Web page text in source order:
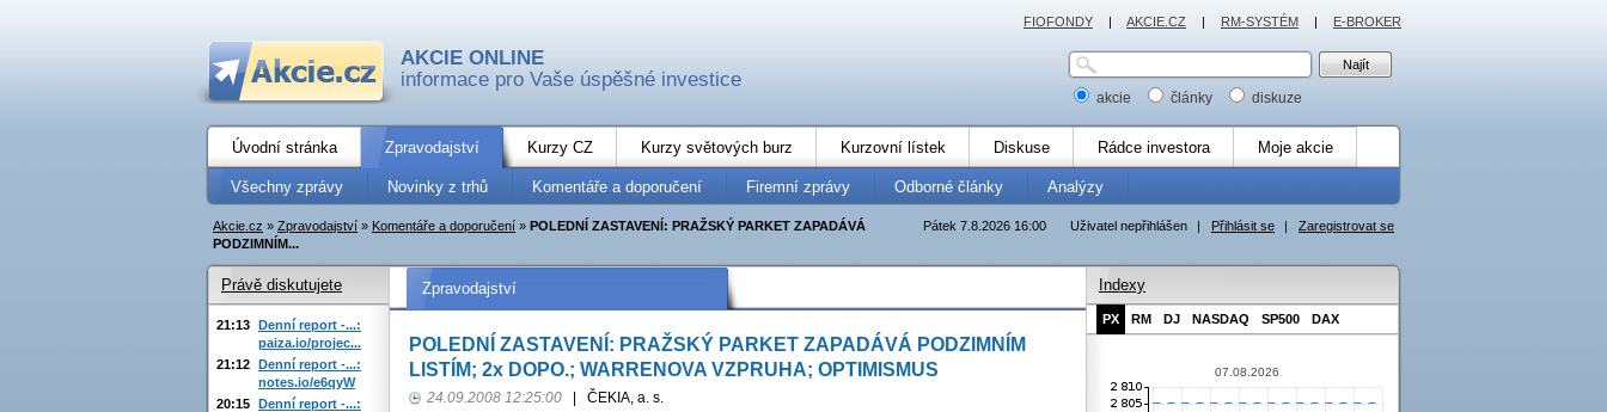
AKCIE ONLINE
informace pro Vaše úspěšné investice
akcie články diskuze
Úvodní stránka Zpravodajství Kurzy CZ Kurzy světových burz Kurzovní lístek Diskuse Rádce investora Moje akcie
Všechny zprávy Novinky z trhů Komentáře a doporučení Firemní zprávy Odborné články Analýzy
Uživatel nepřihlášen | Přihlásit se | Zaregistrovat se
Pátek 7.8.2026 16:00
Akcie.cz » Zpravodajství » Komentáře a doporučení » POLEDNÍ ZASTAVENÍ: PRAŽSKÝ PARKET ZAPADÁVÁ
PODZIMNÍM...
Zpravodajství
POLEDNÍ ZASTAVENÍ: PRAŽSKÝ PARKET ZAPADÁVÁ PODZIMNÍM
LISTÍM; 2x DOPO.; WARRENOVA VZPRUHA; OPTIMISMUS
24.09.2008 12:25:00 ČEKIA, a. s.
Právě diskutujete
21:13 Denní report -...:
paiza.io/projec...
21:12 Denní report -...:
notes.io/e6qyW
20:15 Denní report -...:
Indexy
PX RM DJ NASDAQ SP500 DAX
07.08.2026
FIOFONDY | AKCIE.CZ | RM-SYSTÉM | E-BROKER